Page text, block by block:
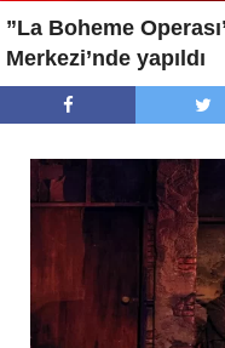
”La Boheme
Merkezi’nde yapıldı